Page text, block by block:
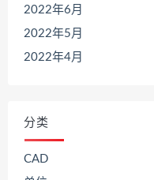
2022年6月
2022年5月
2022年4月
分类
CAD